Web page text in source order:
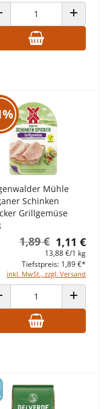
VERRINGERN ANZAHL
Mühle
Schinken
Grillgemüse
1,11 €
1,89 €
13,88 €/1 kg
inkl. MwSt., zzgl. Versand
Tiefstpreis: 1,89 €*
VERRINGERN ANZAHL